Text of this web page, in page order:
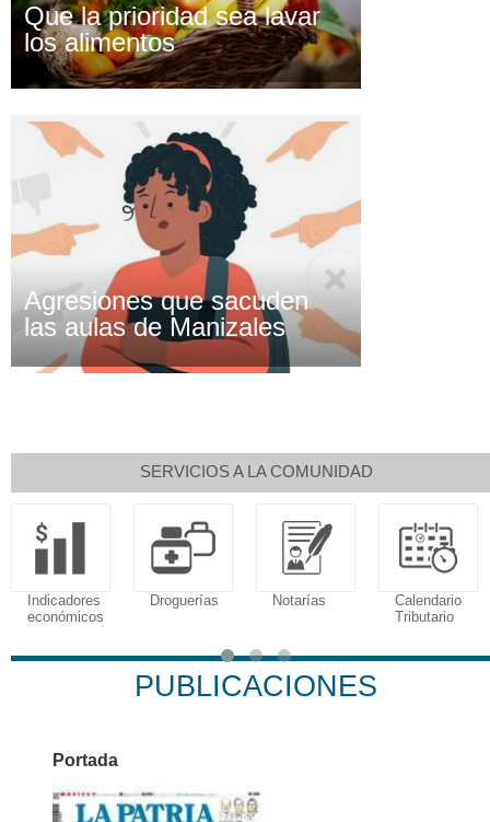
Que la prioridad sea lavar
los alimentos
Agresiones que sacuden
las aulas de Manizales
SERVICIOS A LA COMUNIDAD
Indicadores
económicos
Droguerías Notarías
Calendario
Tributario
PUBLICACIONES
Portada